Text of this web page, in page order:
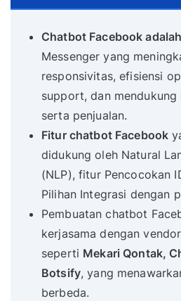
Chatbot Facebook adalah
Messenger yang
responsivitas, efisiensi
support, dan
serta penjualan.
Fitur chatbot Facebook
didukung oleh Natural
(NLP), fitur Pencocokan
Pilihan Integrasi dengan
Pembuatan chatbot
kerjasama dengan
seperti Mekari Qontak,
Botsify, yang
berbeda.